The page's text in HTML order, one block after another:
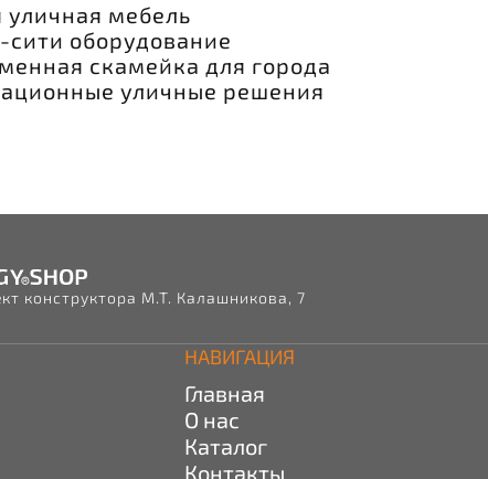
уличная мебель
сити оборудование
скамейка для города
уличные решения
конструктора М.Т. Калашникова, 7
НАВИГАЦИЯ
Главная
О нас
Каталог
Контакты